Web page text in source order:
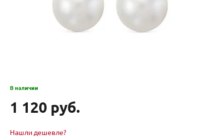
В наличии
1 120 руб.
Нашли дешевле?